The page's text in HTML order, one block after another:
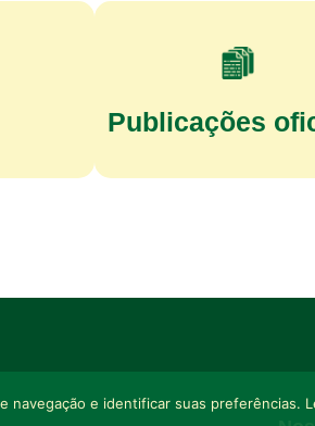
Publicações
navegação e identificar suas preferências.